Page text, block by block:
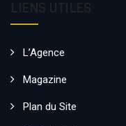
L’Agence
Magazine
Plan du Site